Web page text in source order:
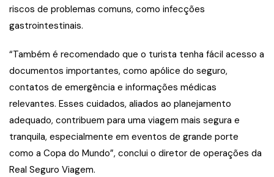
riscos de problemas comuns, como infecções
gastrointestinais.
“Também é recomendado que o turista tenha fácil acesso a
documentos importantes, como apólice do seguro,
contatos de emergência e informações médicas
relevantes. Esses cuidados, aliados ao planejamento
adequado, contribuem para uma viagem mais segura e
tranquila, especialmente em eventos de grande porte
como a Copa do Mundo”, conclui o diretor de operações da
Real Seguro Viagem.